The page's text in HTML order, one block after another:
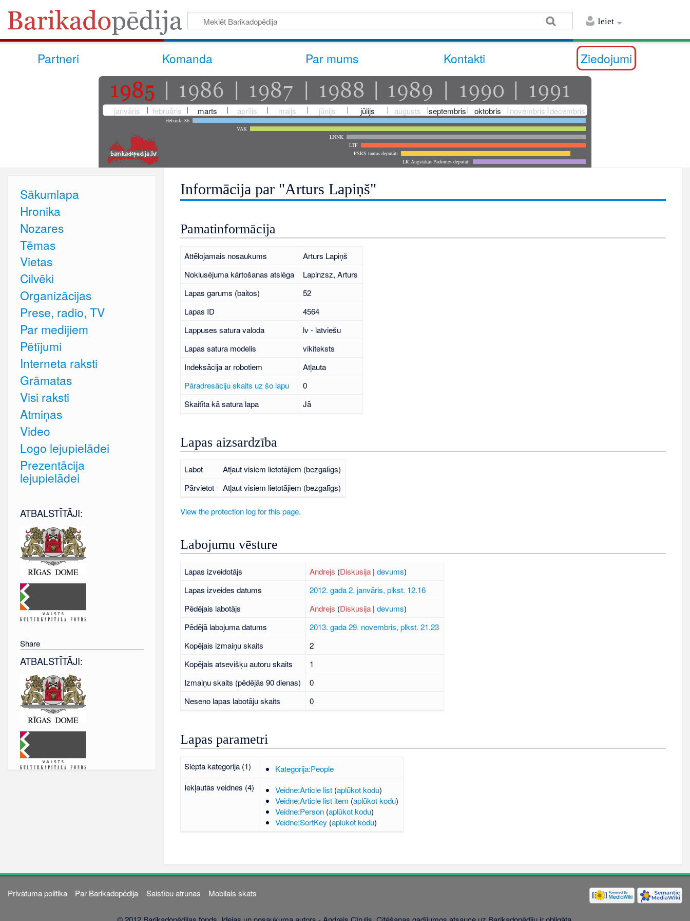
Ieiet
Partneri Komanda Par mums Kontakti Ziedojumi
janvāris februāris marts aprīlis maijs jūnijs jūlijs augusts septembris oktobris novembris decembris
Helsinki-86
VAK
LNNK
LTF
PSRS tautas deputāti
LR Augstākās Padomes deputāti
Informācija par "Arturs Lapiņš"
Pamatinformācija
Attēlojamais nosaukums
Arturs Lapiņš
Noklusējuma kārtošanas atslēga
Lapinzsz, Arturs
Lapas garums (baitos)
52
Lapas ID
4564
Lappuses satura valoda
lv - latviešu
Lapas satura modelis
vikiteksts
Indeksācija ar robotiem
Atļauta
Pāradresāciju skaits uz šo lapu
0
Skaitīta kā satura lapa
Jā
Lapas aizsardzība
Labot
Atļaut visiem lietotājiem (bezgalīgs)
Pārvietot
Atļaut visiem lietotājiem (bezgalīgs)
View the protection log for this page.
Labojumu vēsture
Lapas izveidotājs Andrejs (Diskusija |devums)
Lapas izveides datums
2012. gada 2. janvāris, plkst. 12.16
Pēdējais labotājs
Andrejs (Diskusija |devums)
Pēdējā labojuma datums
2013. gada 29. novembris, plkst. 21.23
Kopējais izmaiņu skaits
2
Kopējais atsevišķu autoru skaits
1
Izmaiņu skaits (pēdējās 90 dienas)
0
Neseno lapas labotāju skaits
0
Lapas parametri
Slēpta kategorija (1)
Kategorija:People
Iekļautās veidnes (4)
Veidne:Article list (aplūkot kodu)
Veidne:Article list item (aplūkot kodu)
Veidne:Person (aplūkot kodu)
Veidne:SortKey (aplūkot kodu)
Sākumlapa
Hronika
Nozares
Tēmas
Vietas
Cilvēki
Organizācijas
Prese, radio, TV
Par medijiem
Pētījumi
Interneta raksti
Grāmatas
Visi raksti
Atmiņas
Video
Logo lejupielādei
Prezentācija
lejupielādei
ATBALSTĪTĀJI:
Share
ATBALSTĪTĀJI:
Privātuma politika Par Barikadopēdija Saistību atrunas Mobilais skats